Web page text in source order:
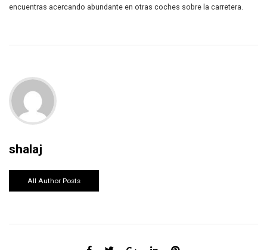
encuentras acercando abundante en otras coches sobre la carretera.
shalaj
All Author Posts